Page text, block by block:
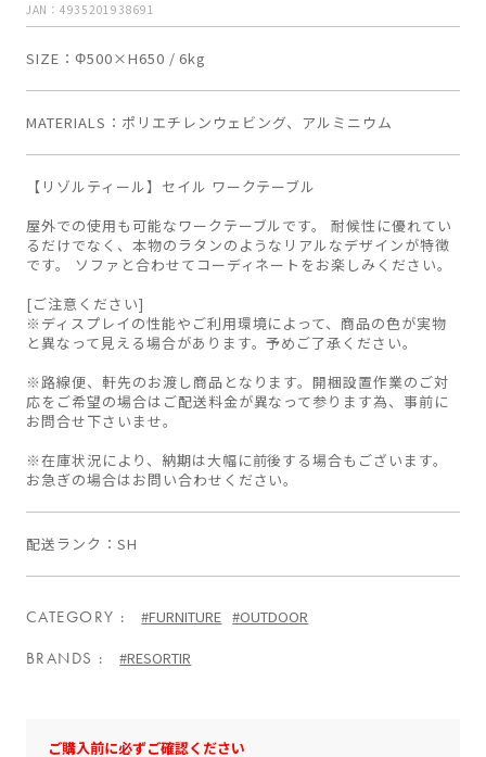
JAN：4935201938691
SIZE Φ500×H650 / 6kg
MATERIALS ポリエチレンウェビング、アルミニウム
【リゾルティール】セイル ワークテーブル
屋外での使用も可能なワークテーブルです。 耐候性に優れてい
るだけでなく、本物のラタンのようなリアルなデザインが特徴
です。 ソファと合わせてコーディネートをお楽しみください。
[ご注意ください]
※ディスプレイの性能やご利用環境によって、商品の色が実物
と異なって見える場合があります。予めご了承ください。
※路線便、軒先のお渡し商品となります。開梱設置作業のご対
応をご希望の場合はご配送料金が異なって参ります為、事前に
お問合せ下さいませ。
※在庫状況により、納期は大幅に前後する場合もございます。
お急ぎの場合はお問い合わせください。
配送ランク SH
CATEGORY #FURNITURE #OUTDOOR
BRANDS #RESORTIR
ご購入前に必ずご確認ください